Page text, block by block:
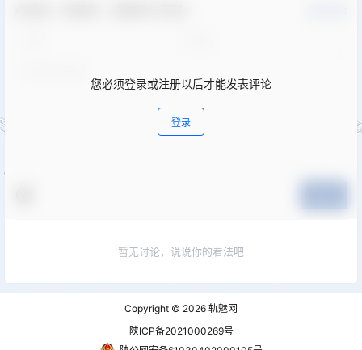
您必须登录或注册以后才能发表评论
登录
暂无讨论，说说你的看法吧
Copyright © 2026 轨魅网
陕ICP备2021000269号